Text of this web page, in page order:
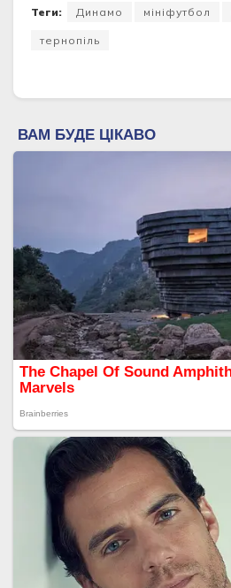
Теги: Динамо мініфутбол
тернопіль